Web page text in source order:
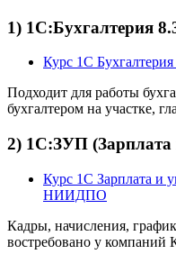
1) 1С:Бухгалтерия
Курс 1С
Подходит для работы
бухгалтером на участке,
2) 1С:ЗУП (Зарплата
Курс 1С Зарплата и
НИИДПО
Кадры, начисления,
востребовано у компаний